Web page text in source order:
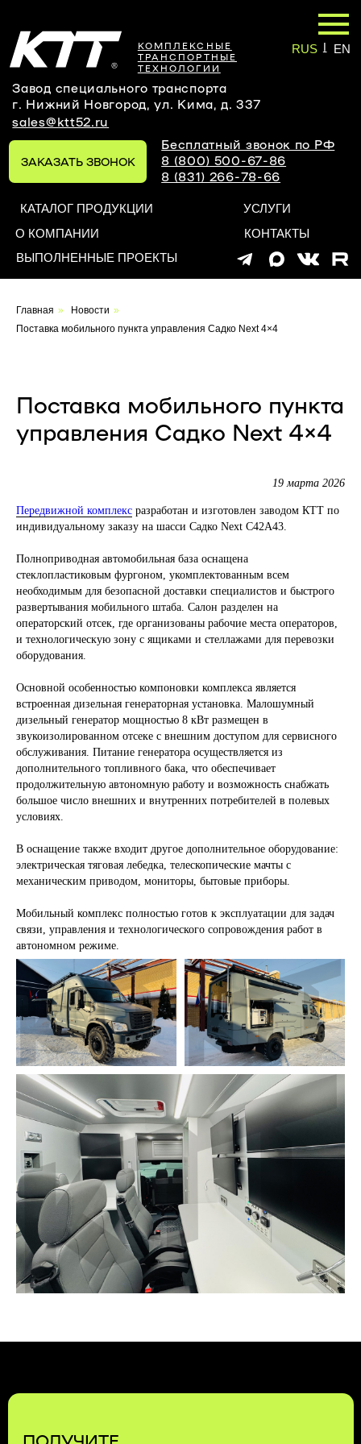
sales@ktt52.ru
Бесплатный звонок по РФ
8 (800) 500-67-86
КОМПЛЕКСНЫЕ
ТРАНСПОРТНЫЕ
ТЕХНОЛОГИИ
ВЫПОЛНЕННЫЕ ПРОЕКТЫ
УСЛУГИ
О КОМПАНИИ
КОНТАКТЫ
Завод специального транспорта
г. Нижний Новгород, ул. Кима, д. 337
Главная » Новости »
Поставка мобильного пункта управления Садко Next 4×4
Поставка мобильного пункта
управления Садко Next 4×4
19 марта 2026
Передвижной комплекс разработан и изготовлен заводом КТТ по
индивидуальному заказу на шасси Садко Next С42A43.
Полноприводная автомобильная база оснащена
стеклопластиковым фургоном, укомплектованным всем
необходимым для безопасной доставки специалистов и быстрого
развертывания мобильного штаба. Салон разделен на
операторский отсек, где организованы рабочие места операторов,
и технологическую зону с ящиками и стеллажами для перевозки
оборудования.
Основной особенностью компоновки комплекса является
встроенная дизельная генераторная установка. Малошумный
дизельный генератор мощностью 8 кВт размещен в
звукоизолированном отсеке с внешним доступом для сервисного
обслуживания. Питание генератора осуществляется из
дополнительного топливного бака, что обеспечивает
продолжительную автономную работу и возможность снабжать
большое число внешних и внутренних потребителей в полевых
условиях.
В оснащение также входит другое дополнительное оборудование:
электрическая тяговая лебедка, телескопические мачты с
механическим приводом, мониторы, бытовые приборы.
Мобильный комплекс полностью готов к эксплуатации для задач
связи, управления и технологического сопровождения работ в
автономном режиме.
ПОЛУЧИТЕ
КВАЛИФИЦИРОВАННУЮ
КОНСУЛЬТАЦИЮ ПО
ИНТЕРЕСУЮЩЕМУ ВАС ПРОЕКТУ